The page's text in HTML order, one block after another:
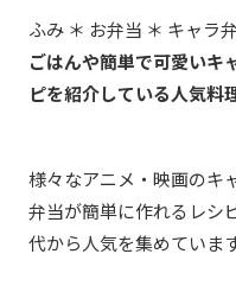
ふみ ＊ お弁当 ＊ キャラ
ごはんや簡単で可愛いキ
ピを紹介している人気料
様々なアニメ・映画のキ
弁当が簡単に作れるレシ
代から人気を集めています